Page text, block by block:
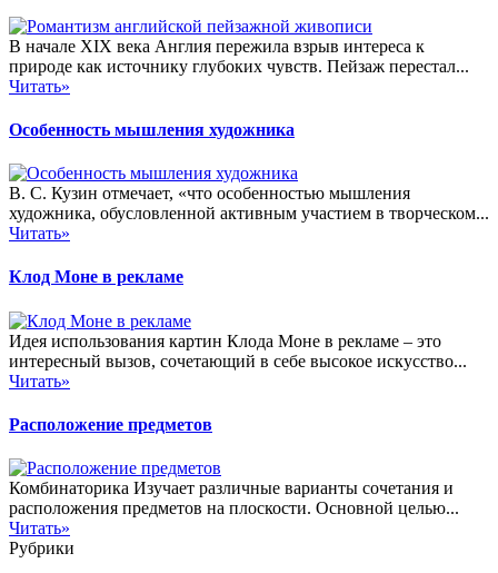
В начале XIX века Англия пережила взрыв интереса к
природе как источнику глубоких чувств. Пейзаж перестал...
Читать»
Особенность мышления художника
В. С. Кузин отмечает, «что особенностью мышления
художника, обусловленной активным участием в творческом...
Читать»
Клод Моне в рекламе
Идея использования картин Клода Моне в рекламе – это
интересный вызов, сочетающий в себе высокое искусство...
Читать»
Расположение предметов
Комбинаторика Изучает различные варианты сочетания и
расположения предметов на плоскости. Основной целью...
Читать»
Рубрики